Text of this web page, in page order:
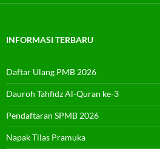
INFORMASI TERBARU
Daftar Ulang PMB 2026
Dauroh Tahfidz Al-Quran ke-3
Pendaftaran SPMB 2026
Napak Tilas Pramuka